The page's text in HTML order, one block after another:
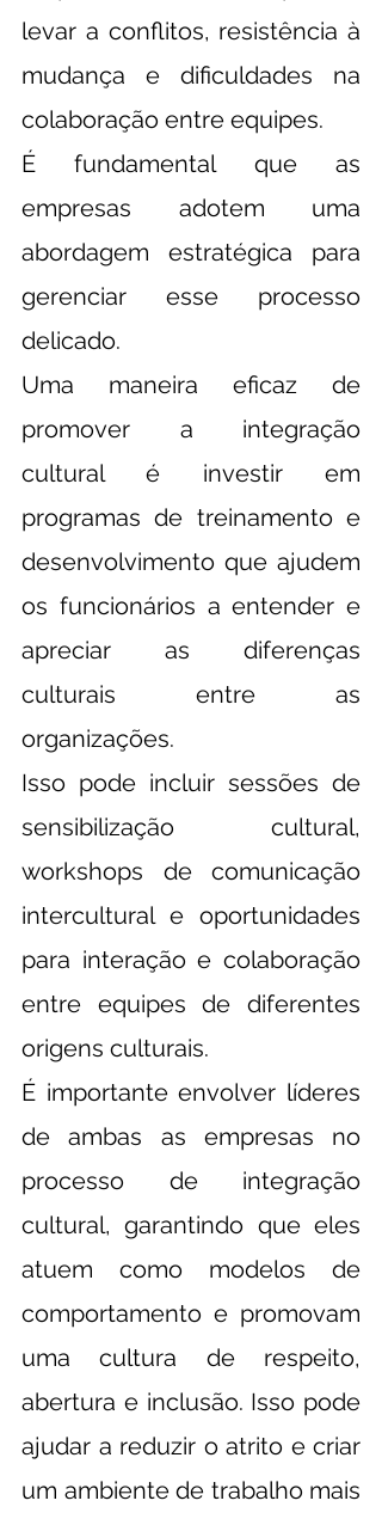
levar a conflitos, resistência à
mudança e dificuldades na
colaboração entre equipes.
É fundamental que as
empresas adotem uma
abordagem estratégica para
gerenciar esse processo
delicado.
Uma maneira eficaz de
promover a integração
cultural é investir em
programas de treinamento e
desenvolvimento que ajudem
os funcionários a entender e
apreciar as diferenças
culturais entre as
organizações.
Isso pode incluir sessões de
sensibilização cultural,
workshops de comunicação
intercultural e oportunidades
para interação e colaboração
entre equipes de diferentes
origens culturais.
É importante envolver líderes
de ambas as empresas no
processo de integração
cultural, garantindo que eles
atuem como modelos de
comportamento e promovam
uma cultura de respeito,
abertura e inclusão. Isso pode
ajudar a reduzir o atrito e criar
um ambiente de trabalho mais